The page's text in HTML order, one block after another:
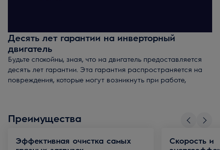
Десять лет гарантии на инверторный
двигатель
Будьте спокойны, зная, что на двигатель предоставляется
десять лет гарантии. Эта гарантия распространяется на
повреждения, которые могут возникнуть при работе,
получения расширенной гарантии на двигатель (+9 лет к
получить сертификат на ваш email.
Преимущества
Эффективная очистка самых
Скорость и